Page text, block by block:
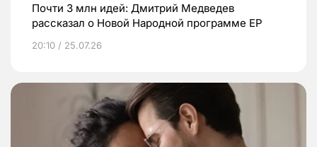
Почти 3 млн идей: Дмитрий Медведев
рассказал о Новой Народной программе ЕР
20:10 / 25.07.26